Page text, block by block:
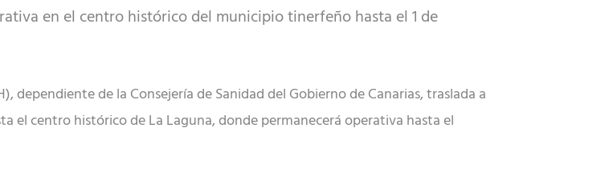
en el centro histórico del municipio tinerfeño hasta el 1 de
de la Consejería de Sanidad del Gobierno de Canarias, traslada a
el centro histórico de La Laguna, donde permanecerá operativa hasta el